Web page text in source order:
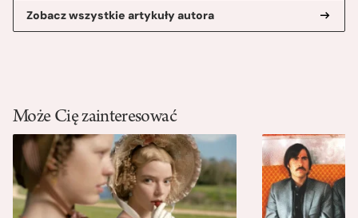
Zobacz wszystkie artykuły autora
Może Cię zainteresować